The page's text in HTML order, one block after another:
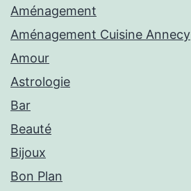
Aménagement
Aménagement Cuisine Annecy
Amour
Astrologie
Bar
Beauté
Bijoux
Bon Plan